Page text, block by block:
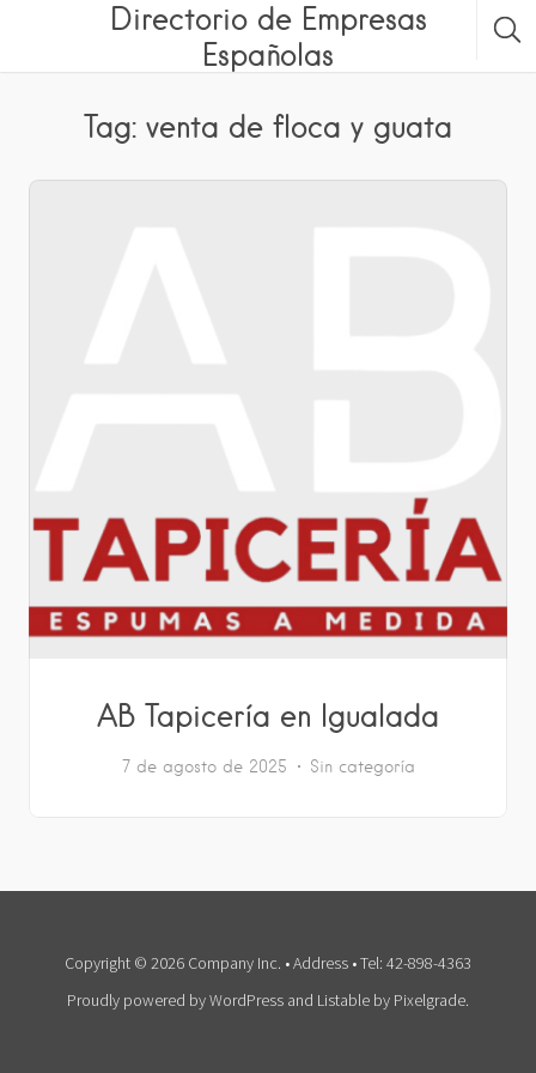
Directorio de Empresas
Españolas
Tag: venta de floca y guata
AB Tapicería en Igualada
7 de agosto de 2025 Sin categoría
Copyright © 2026 Company Inc. • Address • Tel: 42-898-4363
Proudly powered by WordPress and Listable by Pixelgrade.